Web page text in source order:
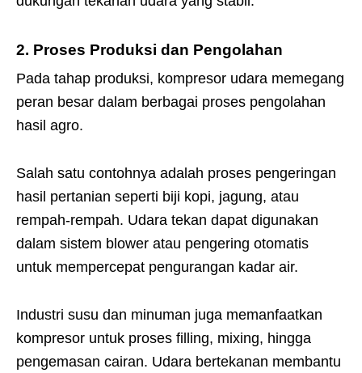
2. Proses Produksi dan Pengolahan
Pada tahap produksi, kompresor udara memegang
peran besar dalam berbagai proses pengolahan
hasil agro.
Salah satu contohnya adalah proses pengeringan
hasil pertanian seperti biji kopi, jagung, atau
rempah-rempah. Udara tekan dapat digunakan
dalam sistem blower atau pengering otomatis
untuk mempercepat pengurangan kadar air.
Industri susu dan minuman juga memanfaatkan
kompresor untuk proses filling, mixing, hingga
pengemasan cairan. Udara bertekanan membantu